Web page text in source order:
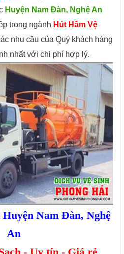
Huyện Nam Đàn, Nghệ An
trong ngành Hút Hầm Vệ
nhu cầu của Quý khách hàng
nhất với chi phí hợp lý.
Nam Đàn, Nghệ
An